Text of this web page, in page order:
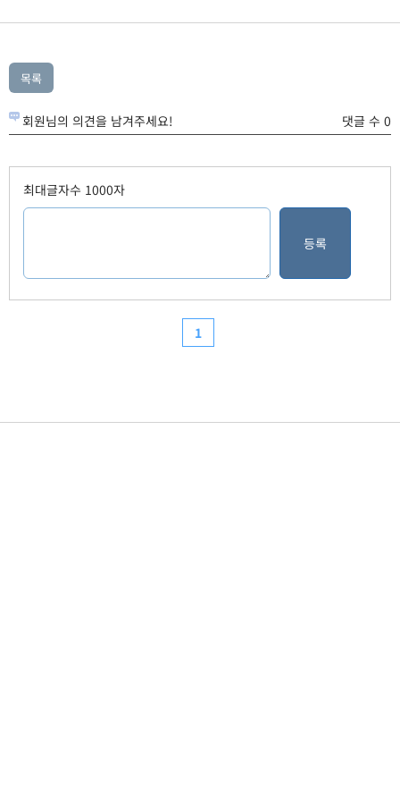
회원님의 의견을 남겨주세요! 댓글 수 0
최대글자수 1000자
1